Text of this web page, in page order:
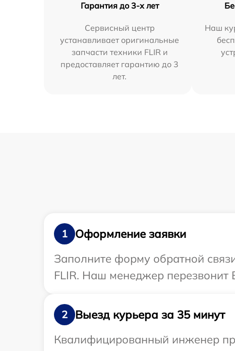
Гарантия до 3-х лет
Сервисный центр
устанавливает оригинальные
запчасти техники FLIR и
предоставляет гарантию до 3
лет.
Наш
1
Оформление заявки
Заполните форму обратной
FLIR. Наш менеджер перезвонит
2
Выезд курьера за 35 минут
Квалифицированный инженер